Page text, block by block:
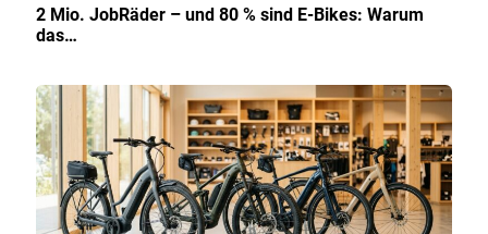
2 Mio. JobRäder – und 80 % sind E-Bikes: Warum
das…